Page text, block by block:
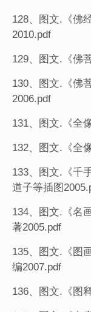
128、图文.《佛
2010.pdf
129、图文.《佛
130、图文.《佛
2006.pdf
131、图文.《全
132、图文.《全
133、图文.《千
道子等插图
134、图文.《名
著2005.pdf
135、图文.《图
编2007.pdf
136、图文.《图